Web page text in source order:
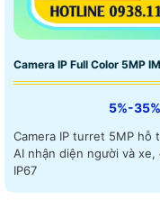
Camera IP Full Color 5MP
5%-35%
Camera IP turret 5MP hỗ
AI nhận diện người và
IP67